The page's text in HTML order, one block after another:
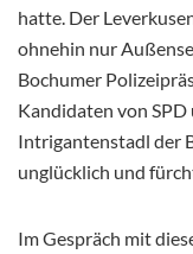
hatte. Der
ohnehin nur
Bochumer
Kandidaten von
Intrigantenstadl der
unglücklich und
Im Gespräch mit